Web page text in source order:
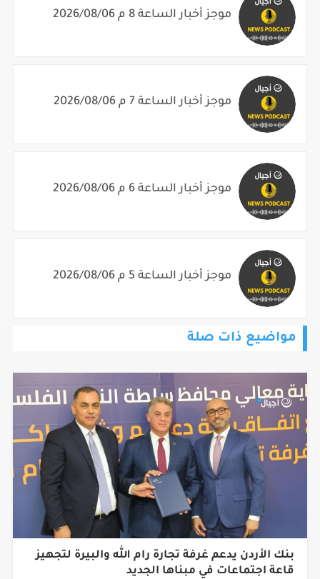
موجز أخبار الساعة 8 م 2026/08/06
موجز أخبار الساعة 7 م 2026/08/06
موجز أخبار الساعة 6 م 2026/08/06
موجز أخبار الساعة 5 م 2026/08/06
مواضيع ذات صلة
بنك الأردن يدعم غرفة تجارة رام الله والبيرة لتجهيز
قاعة اجتماعات في مبناها الجديد